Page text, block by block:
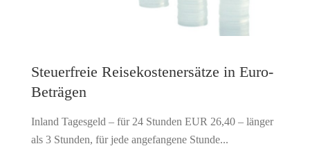
Steuerfreie Reisekostenersätze in Euro-
Beträgen
Inland Tagesgeld – für 24 Stunden EUR 26,40 – länger
als 3 Stunden, für jede angefangene Stunde...